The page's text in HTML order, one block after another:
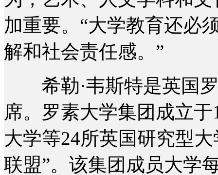
加重要。“大学教育还必
解和社会责任感。”
希勒·韦斯特是英国罗
席。罗素大学集团成立
大学等24所英国研究型
联盟”。该集团成员大学